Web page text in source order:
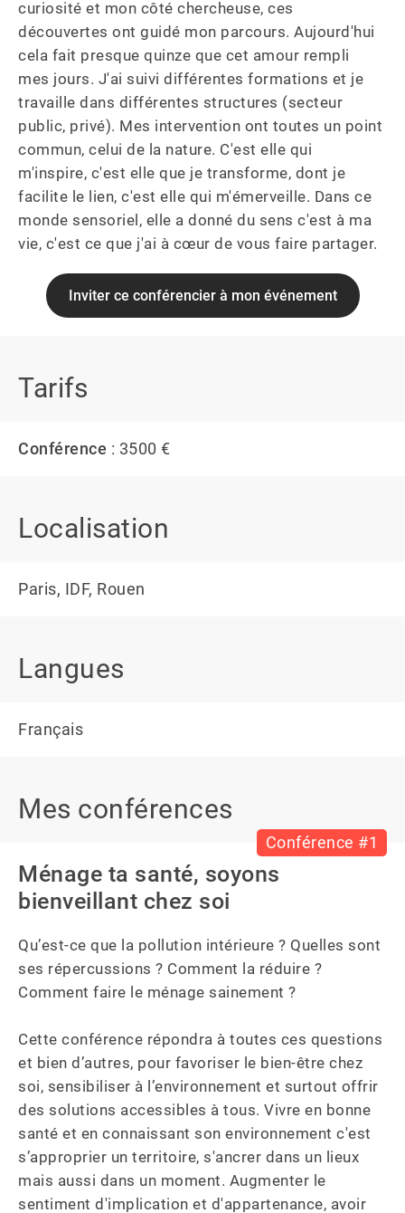
curiosité et mon côté chercheuse, ces
découvertes ont guidé mon parcours. Aujourd'hui
cela fait presque quinze que cet amour rempli
mes jours. J'ai suivi différentes formations et je
travaille dans différentes structures (secteur
public, privé). Mes intervention ont toutes un point
commun, celui de la nature. C'est elle qui
m'inspire, c'est elle que je transforme, dont je
facilite le lien, c'est elle qui m'émerveille. Dans ce
monde sensoriel, elle a donné du sens c'est à ma
vie, c'est ce que j'ai à cœur de vous faire partager.
Inviter ce conférencier à mon événement
Tarifs
Conférence : 3500 €
Localisation
Paris, IDF, Rouen
Langues
Français
Mes conférences
Conférence #1
Ménage ta santé, soyons
bienveillant chez soi
Qu’est-ce que la pollution intérieure ? Quelles sont
ses répercussions ? Comment la réduire ?
Comment faire le ménage sainement ?
Cette conférence répondra à toutes ces questions
et bien d’autres, pour favoriser le bien-être chez
soi, sensibiliser à l’environnement et surtout offrir
des solutions accessibles à tous. Vivre en bonne
santé et en connaissant son environnement c'est
s’approprier un territoire, s'ancrer dans un lieux
mais aussi dans un moment. Augmenter le
sentiment d'implication et d'appartenance, avoir